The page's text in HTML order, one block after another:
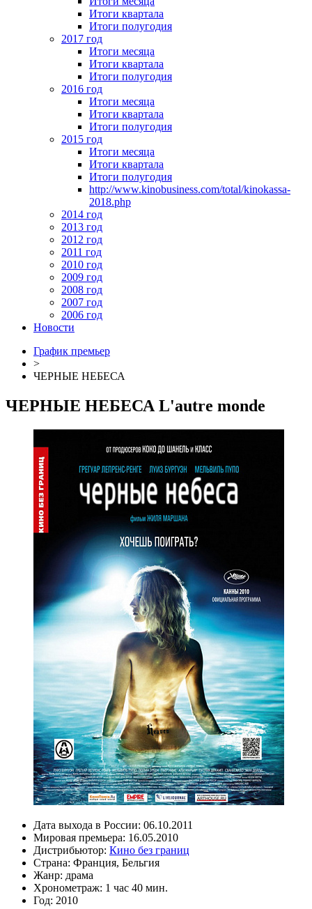
Итоги квартала
Итоги полугодия
2017 год
Итоги месяца
Итоги квартала
Итоги полугодия
2016 год
Итоги месяца
Итоги квартала
Итоги полугодия
2015 год
Итоги месяца
Итоги квартала
Итоги полугодия
http://www.kinobusiness.com/total/kinokassa-
2018.php
2014 год
2013 год
2012 год
2011 год
2010 год
2009 год
2008 год
2007 год
2006 год
Новости
График премьер
>
ЧЕРНЫЕ НЕБЕСА
ЧЕРНЫЕ НЕБЕСА L'autre monde
Дата выхода в России: 06.10.2011
Мировая премьера: 16.05.2010
Дистрибьютор: Кино без границ
Страна: Франция, Бельгия
Жанр: драма
Хронометраж: 1 час 40 мин.
Год: 2010